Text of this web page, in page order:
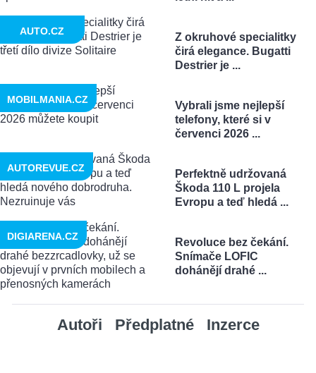
Z okruhové specialitky
čirá elegance. Bugatti
Destrier je ...
AUTO.CZ
Vybrali jsme nejlepší
telefony, které si v
červenci 2026 ...
MOBILMANIA.CZ
Perfektně udržovaná
Škoda 110 L projela
Evropu a teď hledá ...
AUTOREVUE.CZ
Revoluce bez čekání.
Snímače LOFIC
dohánějí drahé ...
DIGIARENA.CZ
Autoři Předplatné Inzerce